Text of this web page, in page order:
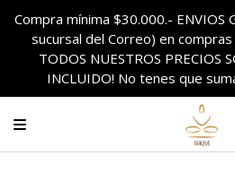
Compra mínima $30.000.- ENVIOS
sucursal del Correo) en
TODOS NUESTROS PRECIOS
INCLUIDO! No tenes que